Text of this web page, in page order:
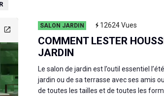
SALON JARDIN 12624Vues
COMMENT LESTER
JARDIN
Le salon de jardin est l’outil essentiel
jardin ou de sa terrasse avec ses amis
de toutes les tailles et de toutes les